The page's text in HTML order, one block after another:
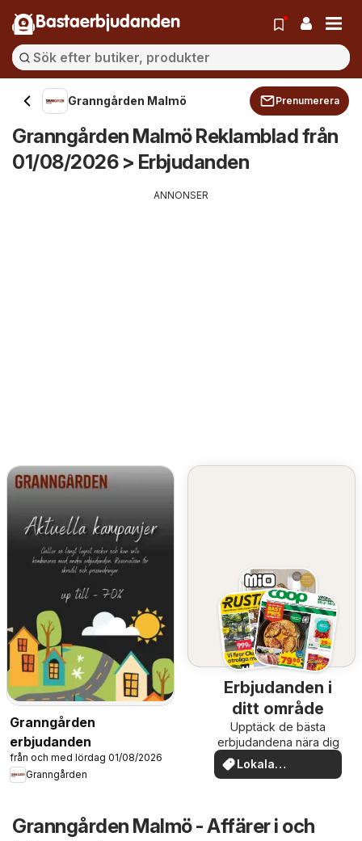
Bastaerbjudanden
Granngården Malmö Prenumerera
Granngården Malmö Reklamblad från
01/08/2026 > Erbjudanden
ANNONSER
Granngården
erbjudanden
från och med lördag 01/08/2026
Granngården
Erbjudanden i
ditt område
Upptäck de bästa
erbjudandena nära dig
Lokala
erbjudanden
Granngården Malmö - Affärer i och